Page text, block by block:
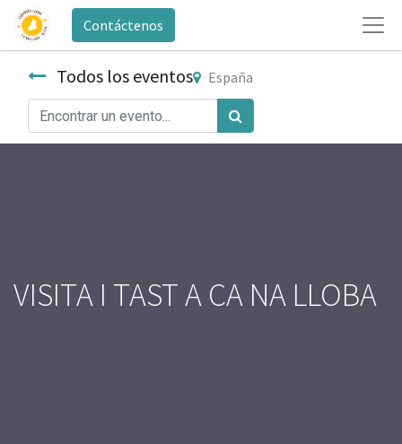
Contáctenos
Todos los eventos España
VISITA I TAST A CA NA LLOBA